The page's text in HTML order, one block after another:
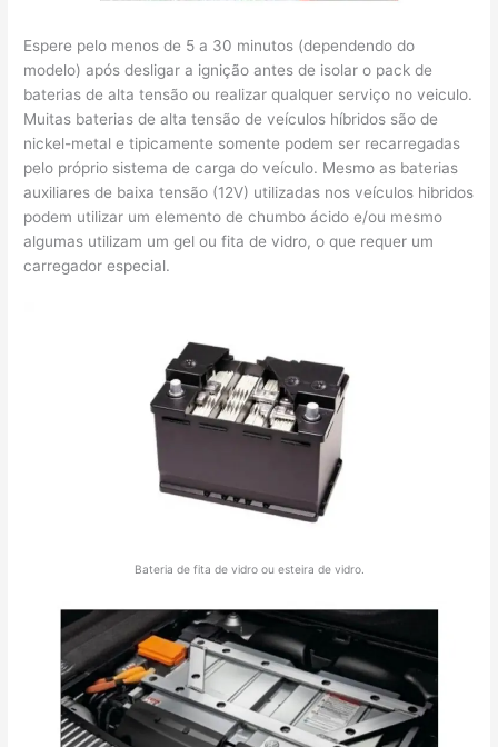
Espere pelo menos de 5 a 30 minutos (dependendo do
modelo) após desligar a ignição antes de isolar o pack de
baterias de alta tensão ou realizar qualquer serviço no veiculo.
Muitas baterias de alta tensão de veículos híbridos são de
nickel-metal e tipicamente somente podem ser recarregadas
pelo próprio sistema de carga do veículo. Mesmo as baterias
auxiliares de baixa tensão (12V) utilizadas nos veículos hibridos
podem utilizar um elemento de chumbo ácido e/ou mesmo
algumas utilizam um gel ou fita de vidro, o que requer um
carregador especial.
Bateria de fita de vidro ou esteira de vidro.